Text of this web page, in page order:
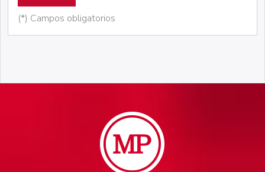
(*) Campos obligatorios